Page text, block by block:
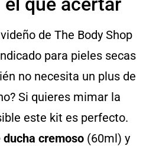
de The Body Shop
para pieles secas
no necesita un plus de
Si quieres mimar la
este kit es perfecto.
ducha cremoso (60ml) y